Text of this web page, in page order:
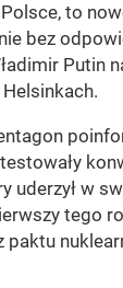
to
bez
Putin
uderzył w
tego
paktu